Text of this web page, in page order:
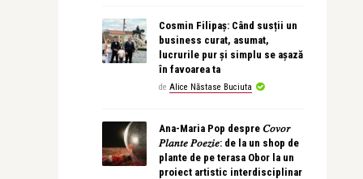
Cosmin Filipaș: Când susții un
business curat, asumat,
lucrurile pur și simplu se așază
în favoarea ta
de Alice Năstase Buciuta
Ana-Maria Pop despre 𝐶𝑜𝑣𝑜𝑟
𝑃𝑙𝑎𝑛𝑡𝑒 𝑃𝑜𝑒𝑧𝑖𝑒: de la un shop de
plante de pe terasa Obor la un
proiect artistic interdisciplinar